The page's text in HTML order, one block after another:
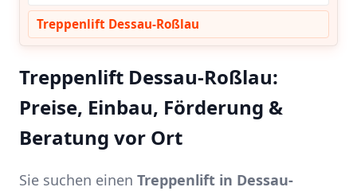
Treppenlift Dessau-Roßlau
Treppenlift Dessau-Roßlau:
Preise, Einbau, Förderung &
Beratung vor Ort
Sie suchen einen Treppenlift in Dessau-